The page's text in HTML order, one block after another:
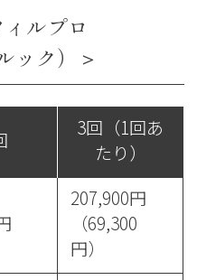
ルプロ
ック）＞
3回（1回あ
たり）
207,900円
（69,300
円）